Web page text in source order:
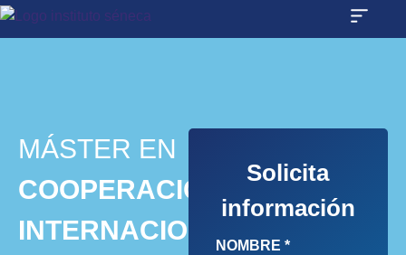
MÁSTER EN
COOPERACIÓN
INTERNACIONAL
Solicita
información
NOMBRE *